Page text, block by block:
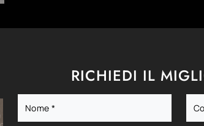
RICHIEDI IL